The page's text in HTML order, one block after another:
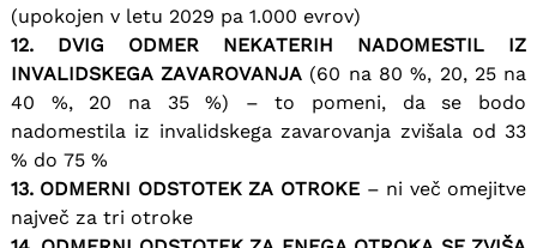
(upokojen v letu 2029 pa 1.000 evrov)
12. DVIG ODMER NEKATERIH NADOMESTIL IZ
INVALIDSKEGA ZAVAROVANJA (60 na 80 %, 20, 25 na
40 %, 20 na 35 %) – to pomeni, da se bodo
nadomestila iz invalidskega zavarovanja zvišala od 33
% do 75 %
13. ODMERNI ODSTOTEK ZA OTROKE – ni več omejitve
največ za tri otroke